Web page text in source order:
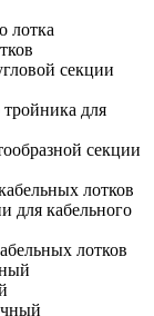
лотка
секции
для
секции
лотков
для кабельного
лотков